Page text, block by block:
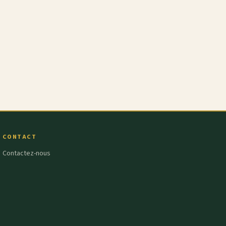
CONTACT
Contactez-nous